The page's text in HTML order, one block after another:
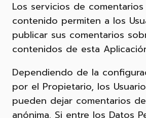
Los servicios de
contenido permiten a los
publicar sus comentarios
contenidos de esta
Dependiendo de la
por el Propietario, los
pueden dejar comentarios
anónima. Si entre los Datos